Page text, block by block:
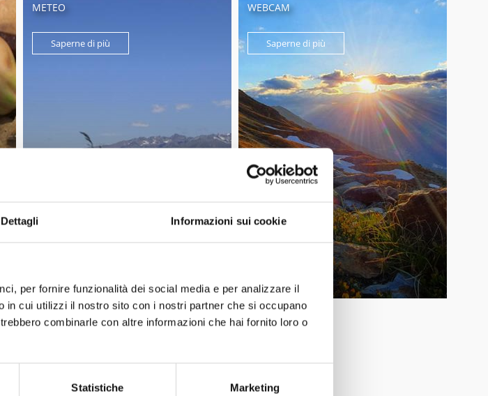
Dettagli Informazioni sui cookie
per fornire funzionalità dei social media e per analizzare il
cui utilizzi il nostro sito con i nostri partner che si occupano
combinarle con altre informazioni che hai fornito loro o
Statistiche Marketing
METEO
Saperne di più
WEBCAM
Saperne di più